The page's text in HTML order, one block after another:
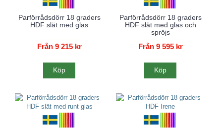
Parförrådsdörr 18 graders
HDF slät med glas
Från 9 215 kr
Köp
Parförrådsdörr 18 graders
HDF slät med glas och
spröjs
Från 9 595 kr
Köp